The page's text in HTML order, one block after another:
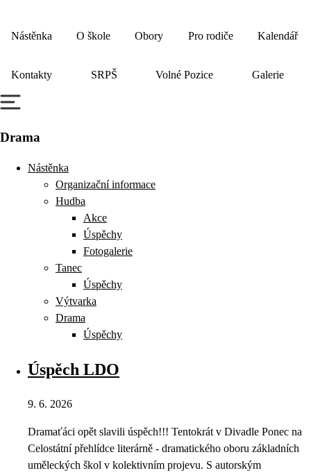
Nástěnka O škole Obory Pro rodiče Kalendář
Kontakty SRPŠ Volné Pozice Galerie
Drama
Nástěnka
Organizační informace
Hudba
Akce
Úspěchy
Fotogalerie
Tanec
Úspěchy
Výtvarka
Drama
Úspěchy
Úspěch LDO
9. 6. 2026
Dramaťáci opět slavili úspěch!!! Tentokrát v Divadle Ponec na
Celostátní přehlídce literárně - dramatického oboru základních
uměleckých škol v kolektivním projevu. S autorským